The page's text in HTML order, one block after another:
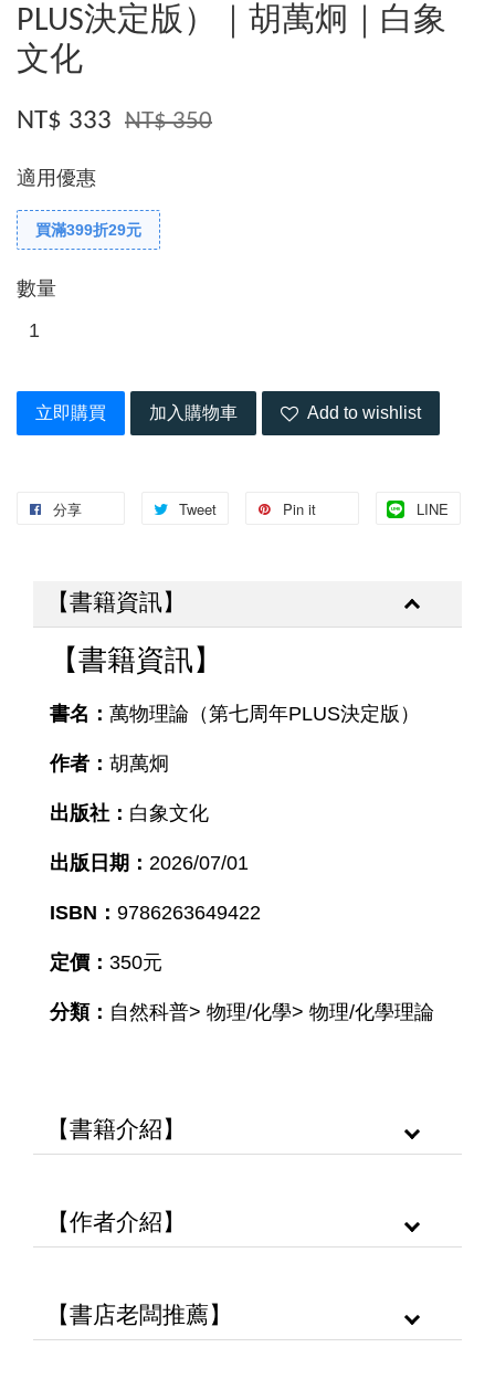
PLUS決定版）｜胡萬炯｜白象
文化
NT$ 333 NT$ 350
適用優惠
買滿399折29元
數量
立即購買 加入購物車 Add to wishlist
分享 Tweet Pin it LINE
【書籍資訊】
【書籍資訊】
書名： 萬物理論（第七周年PLUS決定版）
作者： 胡萬炯
出版社： 白象文化
出版日期： 2026/07/01
ISBN： 9786263649422
定價： 350元
分類： 自然科普> 物理/化學> 物理/化學理論
【書籍介紹】
【作者介紹】
【書店老闆推薦】